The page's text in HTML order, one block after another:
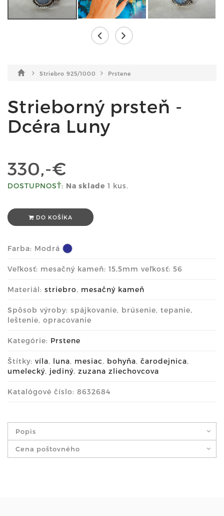
Striebro 925/1000 Prstene
Strieborný prsteň -
Dcéra Luny
330,-€
DOSTUPNOSŤ: Na sklade 1 kus.
DO KOŠÍKA
Farba: Modrá
Veľkosť: mesačný kameň: 15,5mm veľkosť: 56
Materiál: striebro, mesačný kameň
Spôsob výroby: spájkovanie, brúsenie, tepanie,
leštenie, opracovanie
Kategórie: Prstene
Štítky: víla, luna, mesiac, bohyňa, čarodejnica,
umelecký, jediný, zuzana zliechovcova
Katalógové číslo: 8632684
Popis
Cena poštovného